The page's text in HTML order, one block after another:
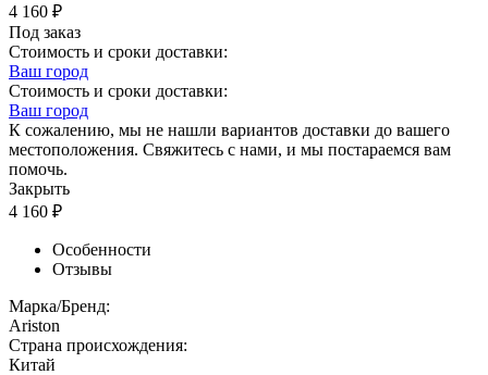
4 160 ₽
Под заказ
Стоимость и сроки доставки:
Ваш город
Стоимость и сроки доставки:
Ваш город
К сожалению, мы не нашли вариантов доставки до вашего
местоположения. Свяжитесь с нами, и мы постараемся вам
помочь.
Закрыть
4 160 ₽
Особенности
Отзывы
Марка/Бренд:
Ariston
Страна происхождения:
Китай